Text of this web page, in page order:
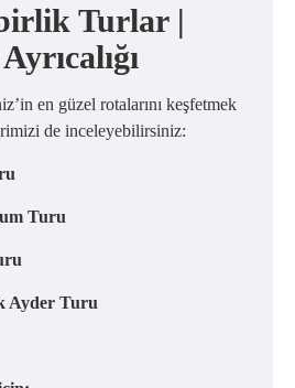
Turlar |
en güzel rotalarını keşfetmek
de inceleyebilirsiniz:
Turu
Ayder Turu